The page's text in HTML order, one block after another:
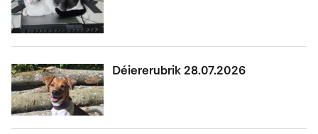
Déiererubrik 28.07.2026